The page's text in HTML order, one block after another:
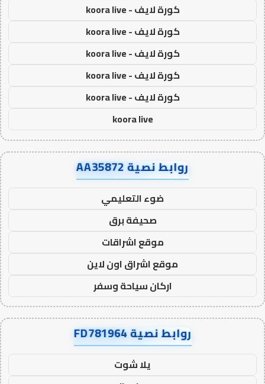
كورة لايف - koora live
كورة لايف - koora live
كورة لايف - koora live
كورة لايف - koora live
كورة لايف - koora live
koora live
روابط نصية AA35872
ضوء التعليمي
صحيفة برق
موقع اشراقات
موقع اشراق اون لاين
اركان سياحة وسفر
روابط نصية FD781964
يلا شوت